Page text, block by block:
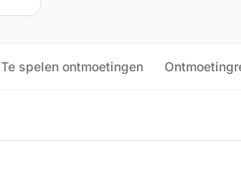
Te spelen ontmoetingen